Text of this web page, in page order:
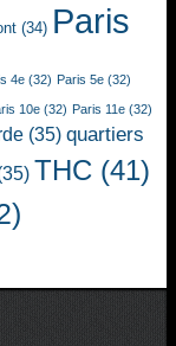
(34) Paris
4e (32) Paris 5e (32)
10e (32) Paris 11e (32)
(35) quartiers
THC (41)